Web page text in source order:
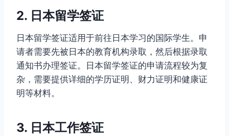
2. 日本留学签证
日本留学签证适用于前往日本学习的国际学生。申
请者需要先被日本的教育机构录取，然后根据录取
通知书办理签证。日本留学签证的申请流程较为复
杂，需要提供详细的学历证明、财力证明和健康证
明等材料。
3. 日本工作签证